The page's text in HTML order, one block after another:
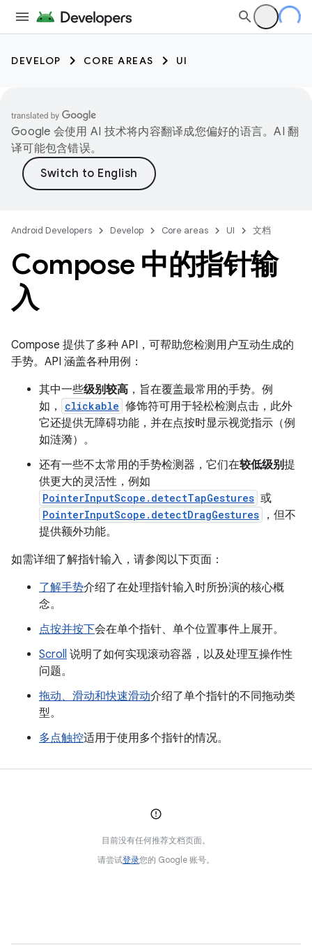
DEVELOP CORE AREAS UI
Google 会使用 AI 技术将内容翻译成您偏好的语言。AI 翻
译可能包含错误。
Android Developers Develop Core areas UI 文档
Compose 中的指针输
入
Compose 提供了多种 API，可帮助您检测用户互动生成的
手势。API 涵盖各种用例：
其中一些级别较高 ，旨在覆盖最常用的手势。例
如，
clickable 修饰符可用于轻松检测点击，此外
它还提供无障碍功能，并在点按时显示视觉指示（例
如涟漪）。
还有一些不太常用的手势检测器，它们在较低级别提
供更大的灵活性，例如
PointerInputScope.detectTapGestures 或
PointerInputScope.detectDragGestures
，但不
提供额外功能。
如需详细了解指针输入，请参阅以下页面：
了解手势介绍了在处理指针输入时所扮演的核心概
念。
点按并按下会在单个指针、单个位置事件上展开。
Scroll 说明了如何实现滚动容器，以及处理互操作性
问题。
拖动、滑动和快速滑动介绍了单个指针的不同拖动类
型。
多点触控适用于使用多个指针的情况。
目前没有任何推荐文档页面。
请尝试登录您的 Google 账号。